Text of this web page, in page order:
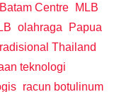
Centre
MLB
olahraga
Papua
Thailand
teknologi
racun botulinum